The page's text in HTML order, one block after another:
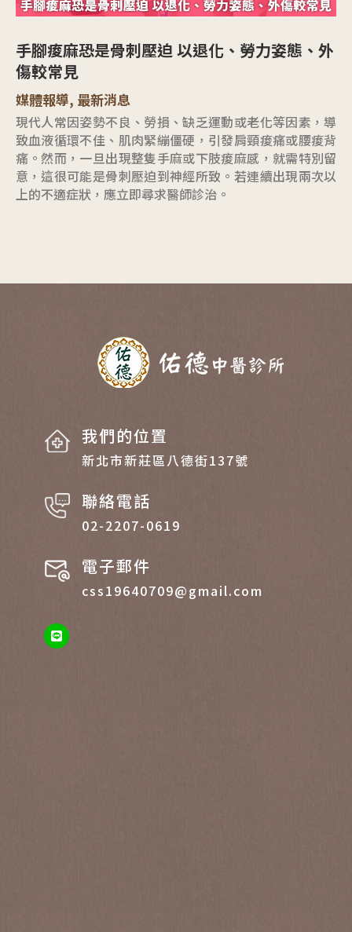
手腳痠麻恐是骨刺壓迫 以退化、勞力姿態、外
傷較常見
媒體報導, 最新消息
現代人常因姿勢不良、勞損、缺乏運動或老化等因素，導
致血液循環不佳、肌肉緊繃僵硬，引發肩頸痠痛或腰痠背
痛。然而，一旦出現整隻手麻或下肢痠麻感，就需特別留
意，這很可能是骨刺壓迫到神經所致。若連續出現兩次以
上的不適症狀，應立即尋求醫師診治。
我們的位置
新北市新莊區八德街137號
聯絡電話
02-2207-0619
電子郵件
css19640709@gmail.com